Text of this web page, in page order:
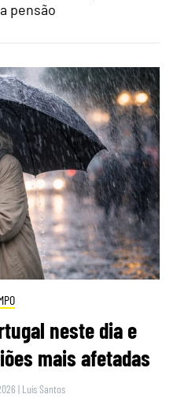
pensão
neste dia e
mais afetadas
| Luís Santos